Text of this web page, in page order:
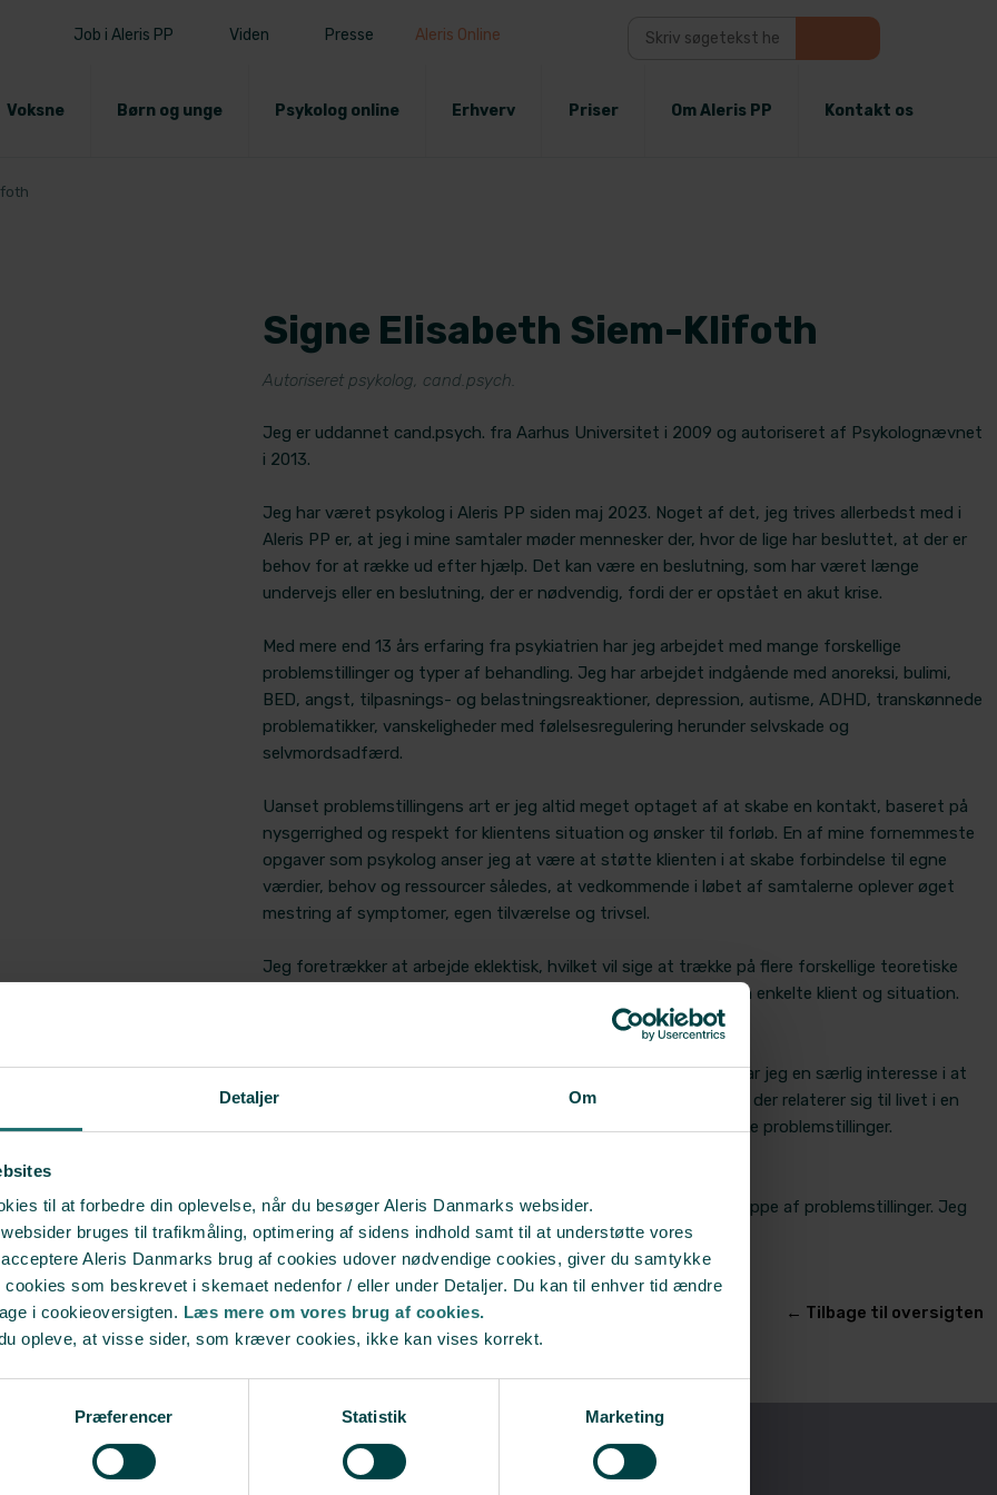
Detaljer Om
til at forbedre din oplevelse, når du besøger Aleris Danmarks websider.
bruges til trafikmåling, optimering af sidens indhold samt til at understøtte vores
Aleris Danmarks brug af cookies udover nødvendige cookies, giver du samtykke
som beskrevet i skemaet nedenfor / eller under Detaljer. Du kan til enhver tid ændre
i cookieoversigten. Læs mere om vores brug af cookies.
opleve, at visse sider, som kræver cookies, ikke kan vises korrekt.
Præferencer Statistik Marketing
Job i Aleris PP Viden Presse Aleris Online
Voksne Børn og unge Psykolog online Erhverv Priser Om Aleris PP Kontakt os
Signe Elisabeth Siem-Klifoth
​Autoriseret psykolog, cand.psych.
Jeg er uddannet cand.psych. fra Aarhus Universitet i 2009 og autoriseret af Psykolognævnet
i 2013.
Jeg har været psykolog i Aleris PP siden maj 2023. Noget af det, jeg trives allerbedst med i
Aleris PP er, at jeg i mine samtaler møder mennesker der, hvor de lige har besluttet, at der er
behov for at række ud efter hjælp. Det kan være en beslutning, som har været længe
undervejs eller en beslutning, der er nødvendig, fordi der er opstået en akut krise.
Med mere end 13 års erfaring fra psykiatrien har jeg arbejdet med mange forskellige
problemstillinger og typer af behandling. Jeg har arbejdet indgående med anoreksi, bulimi,
BED, angst, tilpasnings- og belastningsreaktioner, depression, autisme, ADHD, transkønnede
problematikker, vanskeligheder med følelsesregulering herunder selvskade og
selvmordsadfærd.
Uanset problemstillingens art er jeg altid meget optaget af at skabe en kontakt, baseret på
nysgerrighed og respekt for klientens situation og ønsker til forløb. En af mine fornemmeste
opgaver som psykolog anser jeg at være at støtte klienten i at skabe forbindelse til egne
værdier, behov og ressourcer således, at vedkommende i løbet af samtalerne oplever øget
mestring af symptomer, egen tilværelse og trivsel.
Jeg foretrækker at arbejde eklektisk, hvilket vil sige at trække på flere forskellige teoretiske
forståelser af mistrivsel og behandling, som jeg tilpasser til den enkelte klient og situation.
Qua min erfaring og viden fra børne- og ungdomspsykiatrien, har jeg en særlig interesse i at
tale med forældre, som er belastede som følge af udfordringer, der relaterer sig til livet i en
børnefamilie herunder forældre til børn og unge med psykiatriske problemstillinger.
Hos Aleris PP varetager jeg samtaleforløb inden for en bred gruppe af problemstillinger. Jeg
tilbyder samtaler online, telefonisk og fysisk.
​← Tilbage til oversigten